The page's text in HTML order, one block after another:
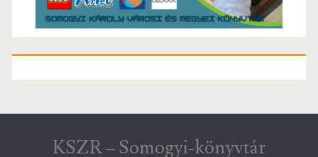
KSZR – Somogyi-könyvtár